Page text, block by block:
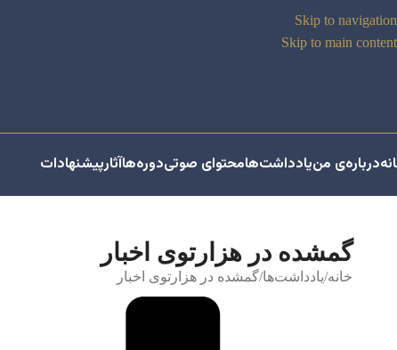
Skip to navigation
Skip to main content
درباره‌ی منیادداشت‌هامحتوای صوتیدوره‌هاآثارپیشنهادات
گمشده در هزارتوی اخبار
خانه یادداشت‌ها گمشده در هزارتوی اخبار